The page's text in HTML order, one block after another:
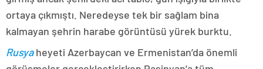
ortaya çıkmıştı. Neredeyse tek bir sağlam bina
kalmayan şehrin harabe görüntüsü yürek burktu.
Rusyaheyeti Azerbaycan ve Ermenistan’da önemli